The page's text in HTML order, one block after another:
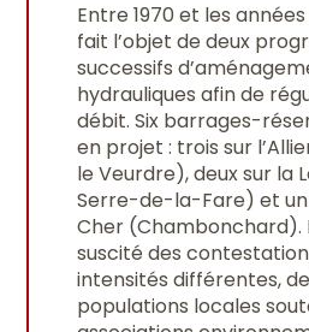
Entre 1970 et les
fait l’objet de deux
successifs
hydrauliques afin de
débit. Six barrages-
en projet : trois sur
le Veurdre), deux sur la
Serre-de-la-Fare) et
Cher (Chambonchard).
suscité des
intensités différentes,
populations locales